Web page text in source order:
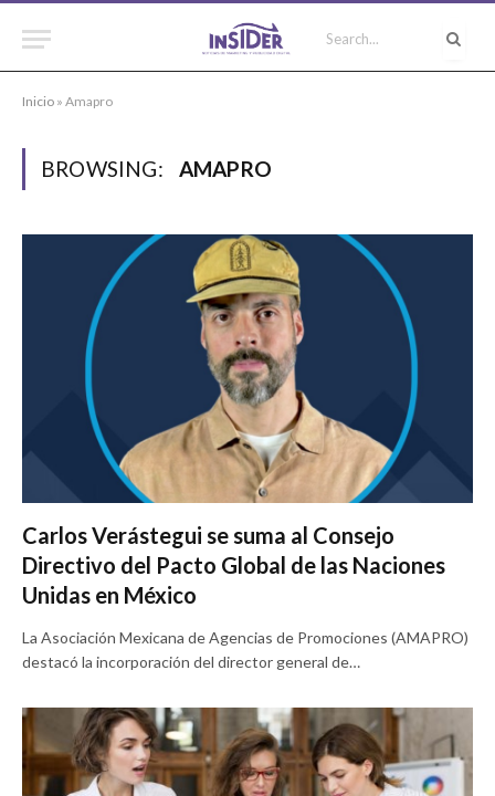
Inicio » Amapro
BROWSING: AMAPRO
Carlos Verástegui se suma al Consejo
Directivo del Pacto Global de las Naciones
Unidas en México
La Asociación Mexicana de Agencias de Promociones (AMAPRO)
destacó la incorporación del director general de…